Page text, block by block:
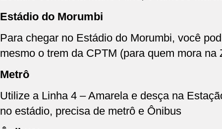
Estádio do Morumbi
Para chegar no Estádio do Morumbi, você
mesmo o trem da CPTM (para quem mora na
Metrô
Utilize a Linha 4 – Amarela e desça na
no estádio, precisa de metrô e Ônibus